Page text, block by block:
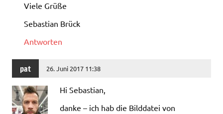
Viele Grüße
Sebastian Brück
Antworten
pat 26. Juni 2017 11:38
Hi Sebastian,
danke – ich hab die Bilddatei von